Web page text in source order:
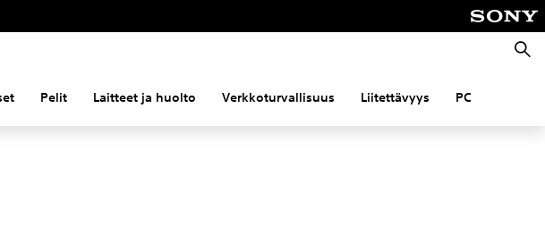
Haku
Pelit Laitteet ja huolto Verkkoturvallisuus Liitettävyys PC